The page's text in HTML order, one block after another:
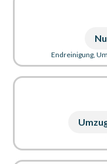
Endreinigung,